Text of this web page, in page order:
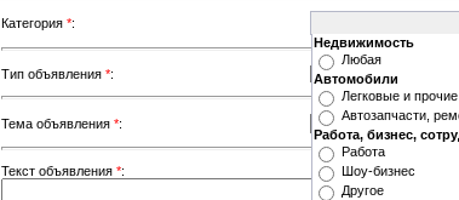
Категория *:
Недвижимость
Любая
Автомобили
Легковые и прочие
Автозапчасти,
Работа, бизнес,
Работа
Шоу-бизнес
Другое
Тип объявления *:
Тема объявления *:
Текст объявления *: